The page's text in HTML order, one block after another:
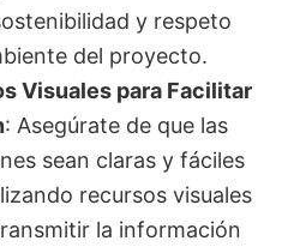
y respeto
del proyecto.
Visuales para Facilitar
: Asegúrate de que las
sean claras y fáciles
recursos visuales
la información